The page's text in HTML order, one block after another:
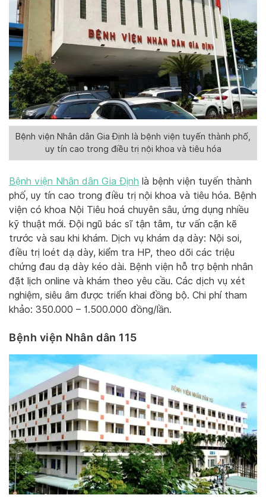
Bệnh viện Nhân dân Gia Định là bệnh viện tuyến thành phố,
uy tín cao trong điều trị nội khoa và tiêu hóa
Bệnh viện Nhân dân Gia Định là bệnh viện tuyến thành
phố, uy tín cao trong điều trị nội khoa và tiêu hóa. Bệnh
viện có khoa Nội Tiêu hoá chuyên sâu, ứng dụng nhiều
kỹ thuật mới. Đội ngũ bác sĩ tận tâm, tư vấn cặn kẽ
trước và sau khi khám. Dịch vụ khám dạ dày: Nội soi,
điều trị loét dạ dày, kiểm tra HP, theo dõi các triệu
chứng đau dạ dày kéo dài. Bệnh viện hỗ trợ bệnh nhân
đặt lịch online và khám theo yêu cầu. Các dịch vụ xét
nghiệm, siêu âm được triển khai đồng bộ. Chi phí tham
khảo: 350.000 – 1.500.000 đồng/lần.
Bệnh viện Nhân dân 115